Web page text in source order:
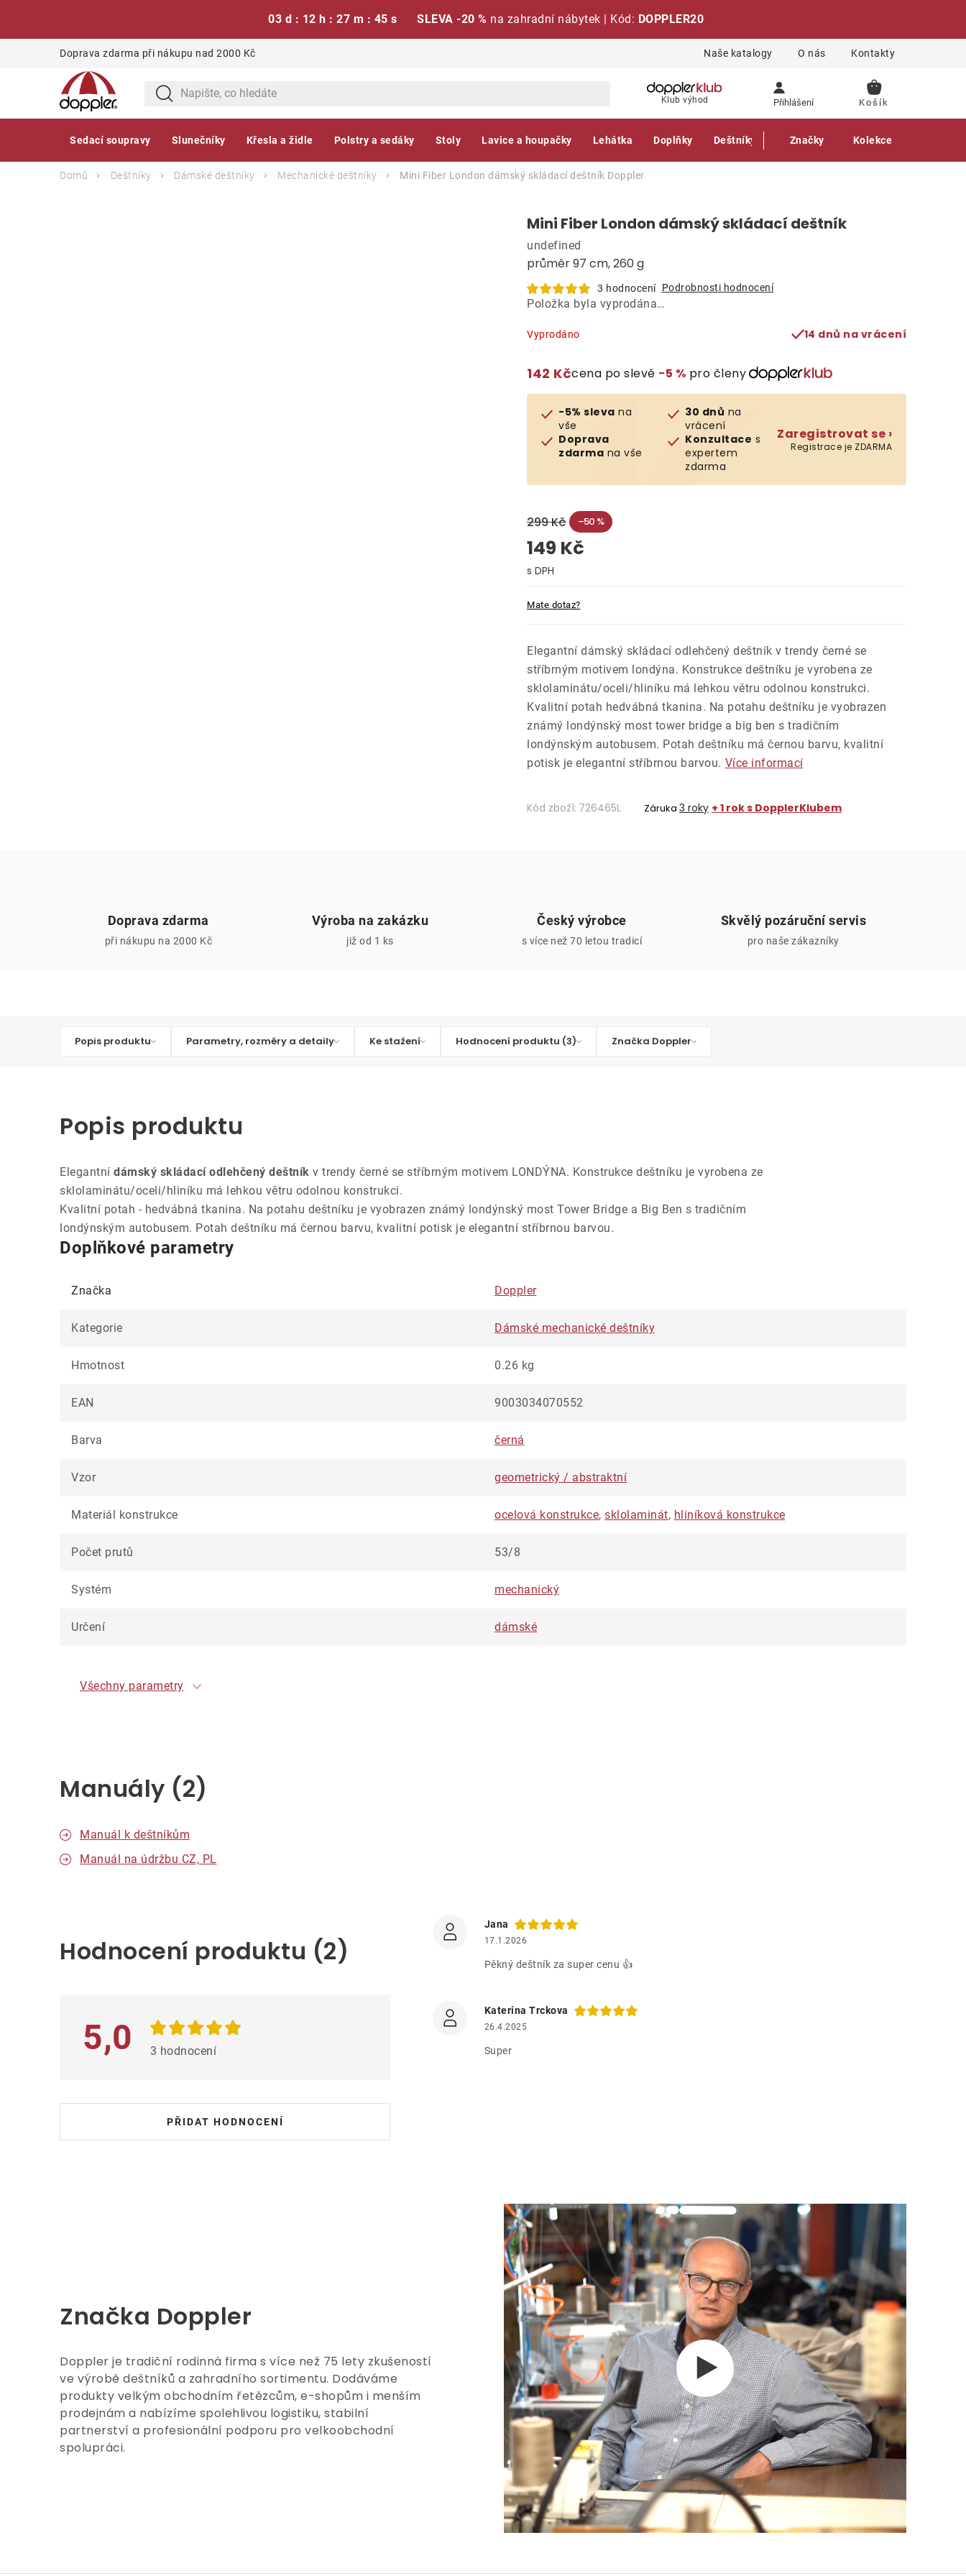
03 d : 12 h : 27 m : 44 s SLEVA -20 % na zahradní nábytek | Kód: DOPPLER20
Doprava zdarma při nákupu nad 2000 Kč Naše katalogy O nás Kontakty
Klub výhod Přihlášení
NÁKUPNÍ
Sedací soupravy Slunečníky Křesla a židle Polstry a sedáky Stoly Lavice a houpačky Lehátka Doplňky Deštníky Gastro produkty
Značky Kolekce
Domů Deštníky Dámské deštníky Mechanické deštníky Mini Fiber London dámský skládací deštník Doppler
Mini Fiber London dámský skládací deštník
průměr 97 cm, 260 g
undefined
3 hodnocení Podrobnosti hodnocení
Položka byla vyprodána…
Vyprodáno 14 dnů na vrácení
142 Kčcena po slevě −5 % pro členy
-5% sleva na
vše
Doprava
zdarma na vše
30 dnů na
vrácení
Konzultace s
expertem
zdarma
Zaregistrovat se ›
Registrace je ZDARMA
299 Kč –50 %
149 Kč
Mate dotaz?
Elegantní dámský skládací odlehčený deštník v trendy černé se
stříbrným motivem londýna. Konstrukce deštníku je vyrobena ze
sklolaminátu/oceli/hliníku má lehkou větru odolnou konstrukci.
Kvalitní potah hedvábná tkanina. Na potahu deštníku je vyobrazen
známý londýnský most tower bridge a big ben s tradičním
londýnským autobusem. Potah deštníku má černou barvu, kvalitní
potisk je elegantní stříbrnou barvou. Více informací
Kód zboží: 726465L Záruka 3 roky + 1 rok s DopplerKlubem
Doprava zdarma
při nákupu na 2000 Kč
Výroba na zakázku
již od 1 ks
Český výrobce
s více než 70 letou tradicí
Skvělý pozáruční servis
pro naše zákazníky
Popis produktu Parametry, rozměry a detaily Ke stažení Hodnocení produktu (3) Značka Doppler
Popis produktu
Elegantní dámský skládací odlehčený deštník v trendy černé se stříbrným motivem LONDÝNA. Konstrukce deštníku je vyrobena ze
sklolaminátu/oceli/hliníku má lehkou větru odolnou konstrukci.
Kvalitní potah - hedvábná tkanina. Na potahu deštníku je vyobrazen známý londýnský most Tower Bridge a Big Ben s tradičním
londýnským autobusem. Potah deštníku má černou barvu, kvalitní potisk je elegantní stříbrnou barvou.
Doplňkové parametry
Značka Doppler
Kategorie Dámské mechanické deštníky
Hmotnost 0.26 kg
EAN 9003034070552
Barva černá
Vzor geometrický / abstraktní
Materiál konstrukce ocelová konstrukce, sklolaminát, hliníková konstrukce
Počet prutů 53/8
Systém mechanický
Určení dámské
Všechny parametry
Manuály (2)
Manuál k deštníkům
Manuál na údržbu CZ, PL
Hodnocení produktu (2)
5,0 3 hodnocení
PŘIDAT HODNOCENÍ
p
c
Jana
17.1.2026
Pěkný deštník za super cenu 👍
Katerina Trckova
26.4.2025
Super
Značka Doppler
Doppler je tradiční rodinná firma s více než 75 lety zkušeností
ve výrobě deštníků a zahradního sortimentu. Dodáváme
produkty velkým obchodním řetězcům, e-shopům i menším
prodejnám a nabízíme spolehlivou logistiku, stabilní
partnerství a profesionální podporu pro velkoobchodní
spolupráci.